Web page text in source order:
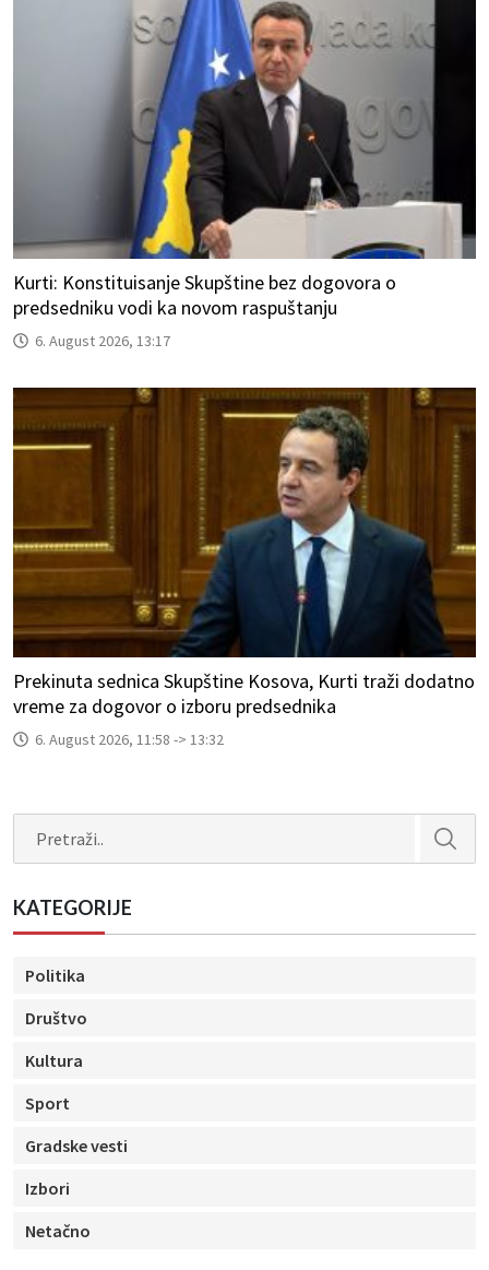
Kurti: Konstituisanje Skupštine bez dogovora o
predsedniku vodi ka novom raspuštanju
6. August 2026, 13:17
Prekinuta sednica Skupštine Kosova, Kurti traži dodatno
vreme za dogovor o izboru predsednika
6. August 2026, 11:58 -> 13:32
KATEGORIJE
Politika
Društvo
Kultura
Sport
Gradske vesti
Izbori
Netačno